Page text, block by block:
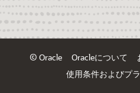
© Oracle Oracleについて
使用条件およびプ